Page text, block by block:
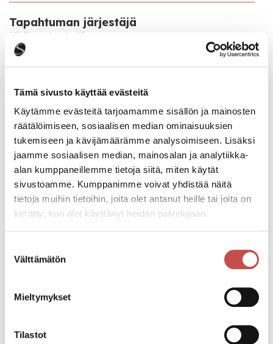
Tämä sivusto käyttää evästeitä
Käytämme evästeitä tarjoamamme sisällön ja mainosten
räätälöimiseen, sosiaalisen median ominaisuuksien
tukemiseen ja kävijämäärämme analysoimiseen. Lisäksi
jaamme sosiaalisen median, mainosalan ja analytiikka-
alan kumppaneillemme tietoja siitä, miten käytät
sivustoamme. Kumppanimme voivat yhdistää näitä
tietoja muihin tietoihin, joita olet antanut heille tai joita on
kerätty, kun olet käyttänyt heidän palvelujaan.
valinta
Välttämätön
Mieltymykset
Tilastot
Tapahtuman järjestäjä
Kivikauden kylä
Tapahtumapaikka
Toiminta järjestetään
torstaisin 26.6.–31.7.2025 klo 12–13.30 ja 15–16.30.
Katso kaikki tapahtumat
Linkedin